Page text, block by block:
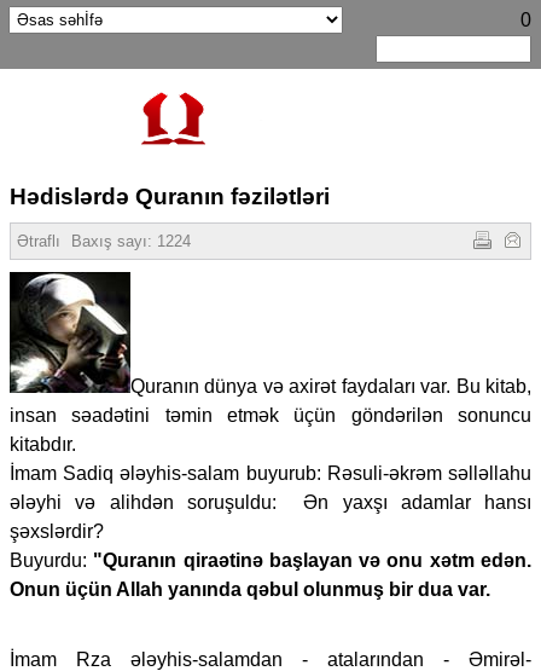
0
Hədislərdə Quranın fəzilətləri
Ətraflı Baxış sayı: 1224
Quranın dünya və axirət faydaları var. Bu kitab,
insan səadətini təmin etmək üçün göndərilən sonuncu
kitabdır.
İmam Sadiq ələyhis-salam buyurub: Rəsuli-əkrəm səlləllahu
ələyhi və alihdən soruşuldu: Ən yaxşı adamlar hansı
şəxslərdir?
Buyurdu: "Quranın qiraətinə başlayan və onu xətm edən.
Onun üçün Allah yanında qəbul olunmuş bir dua var.
İmam Rza ələyhis-salamdan - atalarından - Əmirəl-